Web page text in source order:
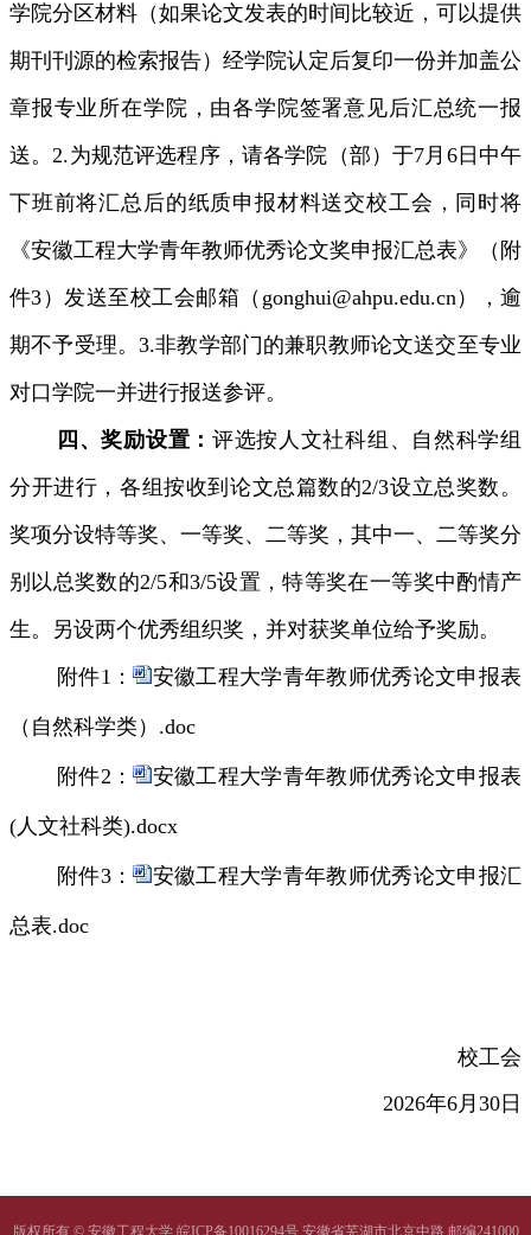
学院分区材料 （如果论文发表的时间比较近，可以提供
期刊刊源的检索报告） 经学院认定后复印一份并加盖公
章报专业所在学院，由各学院签署意见后汇总统一报
送。2.为规范评选程序，请各学院（部）于7月 6日中午
下班前将汇总后的纸质申报材料送交校工会，同时将
《安徽工程大学青年教师优秀论文奖申报汇总表》（附
件3 ）发送至校工会邮箱（ gonghui@ahpu.edu.cn），逾
期不予受理。3.非教学部门的兼职教师论文送交至专业
对口学院一并进行报送参评。
四、奖励设置： 评选按人文社科组、自然科学组
分开进行，各组按收到论文总篇数的2/3设立总奖数。
奖项分设特等奖、一等奖、二等奖，其中一、二等奖分
别以总奖数的2/5和3/5设置，特等奖在一等奖中酌情产
生。另设两个优秀组织奖，并对获奖单位给予奖励。
附件1 ： 安徽工程大学青年教师优秀论文申报表
（自然科学类）.doc
附件2 ： 安徽工程大学青年教师优秀论文申报表
(人文社科类).docx
附件3： 安徽工程大学青年教师优秀论文申报汇
总表.doc
校工会
2026年6月 30 日
版权所有 © 安徽工程大学 皖ICP备10016294号 安徽省芜湖市北京中路 邮编241000